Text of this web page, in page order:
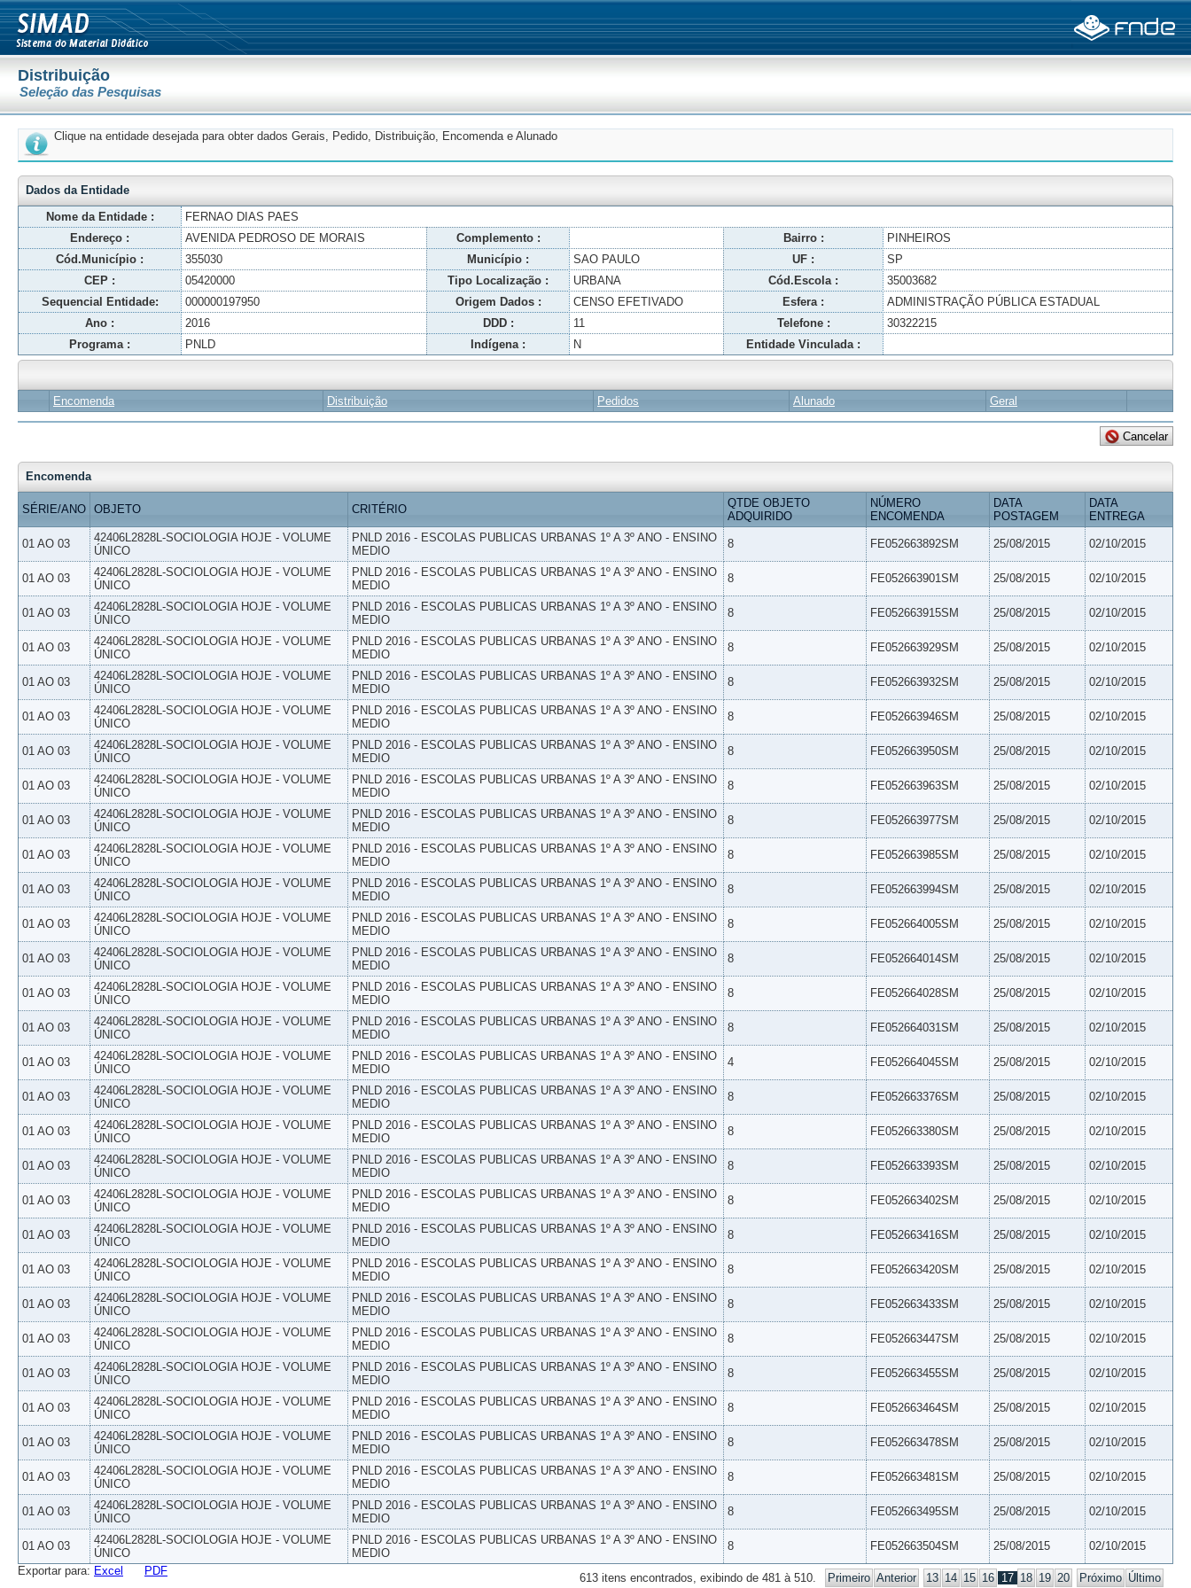
Distribuição
Seleção das Pesquisas
Clique na entidade desejada para obter dados Gerais, Pedido, Distribuição, Encomenda e Alunado
Dados da Entidade
Nome da Entidade :
FERNAO DIAS PAES
Endereço :
AVENIDA PEDROSO DE MORAIS Complemento : Bairro :
PINHEIROS
Cód.Município :
355030 Município : SAO PAULO UF :
SP
CEP :
05420000 Tipo Localização : URBANA Cód.Escola :
35003682
Sequencial Entidade:
000000197950 Origem Dados : CENSO EFETIVADO Esfera :
ADMINISTRAÇÃO PÚBLICA ESTADUAL
Ano :
2016 DDD : 11 Telefone :
30322215
Programa :
PNLD Indígena : N Entidade Vinculada :
Encomenda Distribuição Pedidos Alunado Geral
Encomenda
SÉRIE/ANO OBJETO CRITÉRIO
QTDE OBJETO
ADQUIRIDO
NÚMERO
ENCOMENDA
DATA
POSTAGEM
DATA
ENTREGA
01 AO 03
42406L2828L-SOCIOLOGIA HOJE - VOLUME
ÚNICO
PNLD 2016 - ESCOLAS PUBLICAS URBANAS 1º A 3º ANO - ENSINO
MEDIO
8 FE052663892SM 25/08/2015 02/10/2015
01 AO 03
42406L2828L-SOCIOLOGIA HOJE - VOLUME
ÚNICO
PNLD 2016 - ESCOLAS PUBLICAS URBANAS 1º A 3º ANO - ENSINO
MEDIO
8 FE052663901SM 25/08/2015 02/10/2015
01 AO 03
42406L2828L-SOCIOLOGIA HOJE - VOLUME
ÚNICO
PNLD 2016 - ESCOLAS PUBLICAS URBANAS 1º A 3º ANO - ENSINO
MEDIO
8 FE052663915SM 25/08/2015 02/10/2015
01 AO 03
42406L2828L-SOCIOLOGIA HOJE - VOLUME
ÚNICO
PNLD 2016 - ESCOLAS PUBLICAS URBANAS 1º A 3º ANO - ENSINO
MEDIO
8 FE052663929SM 25/08/2015 02/10/2015
01 AO 03
42406L2828L-SOCIOLOGIA HOJE - VOLUME
ÚNICO
PNLD 2016 - ESCOLAS PUBLICAS URBANAS 1º A 3º ANO - ENSINO
MEDIO
8 FE052663932SM 25/08/2015 02/10/2015
01 AO 03
42406L2828L-SOCIOLOGIA HOJE - VOLUME
ÚNICO
PNLD 2016 - ESCOLAS PUBLICAS URBANAS 1º A 3º ANO - ENSINO
MEDIO
8 FE052663946SM 25/08/2015 02/10/2015
01 AO 03
42406L2828L-SOCIOLOGIA HOJE - VOLUME
ÚNICO
PNLD 2016 - ESCOLAS PUBLICAS URBANAS 1º A 3º ANO - ENSINO
MEDIO
8 FE052663950SM 25/08/2015 02/10/2015
01 AO 03
42406L2828L-SOCIOLOGIA HOJE - VOLUME
ÚNICO
PNLD 2016 - ESCOLAS PUBLICAS URBANAS 1º A 3º ANO - ENSINO
MEDIO
8 FE052663963SM 25/08/2015 02/10/2015
01 AO 03
42406L2828L-SOCIOLOGIA HOJE - VOLUME
ÚNICO
PNLD 2016 - ESCOLAS PUBLICAS URBANAS 1º A 3º ANO - ENSINO
MEDIO
8 FE052663977SM 25/08/2015 02/10/2015
01 AO 03
42406L2828L-SOCIOLOGIA HOJE - VOLUME
ÚNICO
PNLD 2016 - ESCOLAS PUBLICAS URBANAS 1º A 3º ANO - ENSINO
MEDIO
8 FE052663985SM 25/08/2015 02/10/2015
01 AO 03
42406L2828L-SOCIOLOGIA HOJE - VOLUME
ÚNICO
PNLD 2016 - ESCOLAS PUBLICAS URBANAS 1º A 3º ANO - ENSINO
MEDIO
8 FE052663994SM 25/08/2015 02/10/2015
01 AO 03
42406L2828L-SOCIOLOGIA HOJE - VOLUME
ÚNICO
PNLD 2016 - ESCOLAS PUBLICAS URBANAS 1º A 3º ANO - ENSINO
MEDIO
8 FE052664005SM 25/08/2015 02/10/2015
01 AO 03
42406L2828L-SOCIOLOGIA HOJE - VOLUME
ÚNICO
PNLD 2016 - ESCOLAS PUBLICAS URBANAS 1º A 3º ANO - ENSINO
MEDIO
8 FE052664014SM 25/08/2015 02/10/2015
01 AO 03
42406L2828L-SOCIOLOGIA HOJE - VOLUME
ÚNICO
PNLD 2016 - ESCOLAS PUBLICAS URBANAS 1º A 3º ANO - ENSINO
MEDIO
8 FE052664028SM 25/08/2015 02/10/2015
01 AO 03
42406L2828L-SOCIOLOGIA HOJE - VOLUME
ÚNICO
PNLD 2016 - ESCOLAS PUBLICAS URBANAS 1º A 3º ANO - ENSINO
MEDIO
8 FE052664031SM 25/08/2015 02/10/2015
01 AO 03
42406L2828L-SOCIOLOGIA HOJE - VOLUME
ÚNICO
PNLD 2016 - ESCOLAS PUBLICAS URBANAS 1º A 3º ANO - ENSINO
MEDIO
4 FE052664045SM 25/08/2015 02/10/2015
01 AO 03
42406L2828L-SOCIOLOGIA HOJE - VOLUME
ÚNICO
PNLD 2016 - ESCOLAS PUBLICAS URBANAS 1º A 3º ANO - ENSINO
MEDIO
8 FE052663376SM 25/08/2015 02/10/2015
01 AO 03
42406L2828L-SOCIOLOGIA HOJE - VOLUME
ÚNICO
PNLD 2016 - ESCOLAS PUBLICAS URBANAS 1º A 3º ANO - ENSINO
MEDIO
8 FE052663380SM 25/08/2015 02/10/2015
01 AO 03
42406L2828L-SOCIOLOGIA HOJE - VOLUME
ÚNICO
PNLD 2016 - ESCOLAS PUBLICAS URBANAS 1º A 3º ANO - ENSINO
MEDIO
8 FE052663393SM 25/08/2015 02/10/2015
01 AO 03
42406L2828L-SOCIOLOGIA HOJE - VOLUME
ÚNICO
PNLD 2016 - ESCOLAS PUBLICAS URBANAS 1º A 3º ANO - ENSINO
MEDIO
8 FE052663402SM 25/08/2015 02/10/2015
01 AO 03
42406L2828L-SOCIOLOGIA HOJE - VOLUME
ÚNICO
PNLD 2016 - ESCOLAS PUBLICAS URBANAS 1º A 3º ANO - ENSINO
MEDIO
8 FE052663416SM 25/08/2015 02/10/2015
01 AO 03
42406L2828L-SOCIOLOGIA HOJE - VOLUME
ÚNICO
PNLD 2016 - ESCOLAS PUBLICAS URBANAS 1º A 3º ANO - ENSINO
MEDIO
8 FE052663420SM 25/08/2015 02/10/2015
01 AO 03
42406L2828L-SOCIOLOGIA HOJE - VOLUME
ÚNICO
PNLD 2016 - ESCOLAS PUBLICAS URBANAS 1º A 3º ANO - ENSINO
MEDIO
8 FE052663433SM 25/08/2015 02/10/2015
01 AO 03
42406L2828L-SOCIOLOGIA HOJE - VOLUME
ÚNICO
PNLD 2016 - ESCOLAS PUBLICAS URBANAS 1º A 3º ANO - ENSINO
MEDIO
8 FE052663447SM 25/08/2015 02/10/2015
01 AO 03
42406L2828L-SOCIOLOGIA HOJE - VOLUME
ÚNICO
PNLD 2016 - ESCOLAS PUBLICAS URBANAS 1º A 3º ANO - ENSINO
MEDIO
8 FE052663455SM 25/08/2015 02/10/2015
01 AO 03
42406L2828L-SOCIOLOGIA HOJE - VOLUME
ÚNICO
PNLD 2016 - ESCOLAS PUBLICAS URBANAS 1º A 3º ANO - ENSINO
MEDIO
8 FE052663464SM 25/08/2015 02/10/2015
01 AO 03
42406L2828L-SOCIOLOGIA HOJE - VOLUME
ÚNICO
PNLD 2016 - ESCOLAS PUBLICAS URBANAS 1º A 3º ANO - ENSINO
MEDIO
8 FE052663478SM 25/08/2015 02/10/2015
01 AO 03
42406L2828L-SOCIOLOGIA HOJE - VOLUME
ÚNICO
PNLD 2016 - ESCOLAS PUBLICAS URBANAS 1º A 3º ANO - ENSINO
MEDIO
8 FE052663481SM 25/08/2015 02/10/2015
01 AO 03
42406L2828L-SOCIOLOGIA HOJE - VOLUME
ÚNICO
PNLD 2016 - ESCOLAS PUBLICAS URBANAS 1º A 3º ANO - ENSINO
MEDIO
8 FE052663495SM 25/08/2015 02/10/2015
01 AO 03
42406L2828L-SOCIOLOGIA HOJE - VOLUME
ÚNICO
PNLD 2016 - ESCOLAS PUBLICAS URBANAS 1º A 3º ANO - ENSINO
MEDIO
8 FE052663504SM 25/08/2015 02/10/2015
613 itens encontrados, exibindo de 481 à 510. Primeiro Anterior 13 14 15 16 17 18 19 20 Próximo Último
Exportar para: Excel PDF